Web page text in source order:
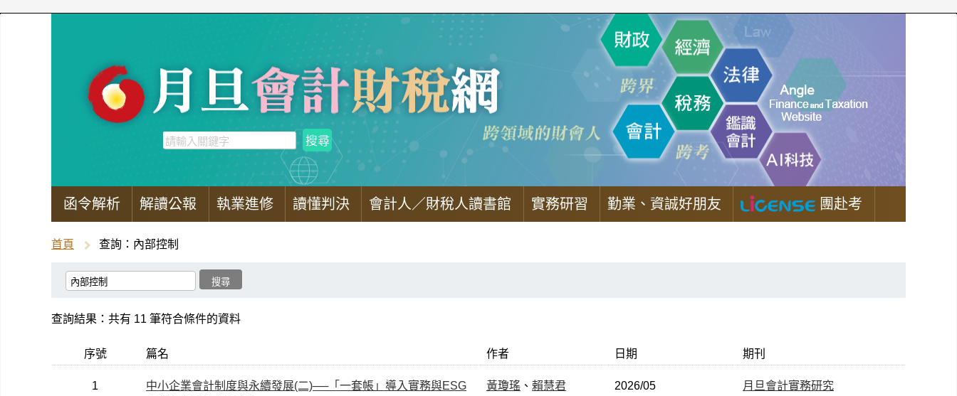
函令解析 解讀公報 執業進修 讀懂判決 會計人／財稅人讀書館 實務研習 勤業、資誠好朋友 團赴考
首頁 查詢：內部控制
查詢結果：共有 11 筆符合條件的資料
序號 篇名 作者 日期 期刊
1
中小企業會計制度與永續發展(二)──「一套帳」導入實務與ESG
黃瓊瑤 、 賴慧君 2026/05 月旦會計實務研究